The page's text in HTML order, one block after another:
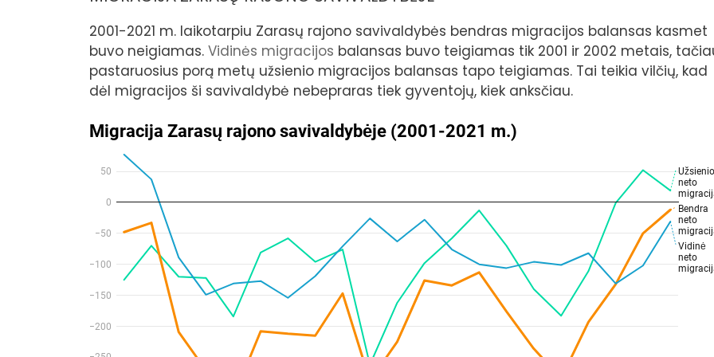
2001-2021 m. laikotarpiu Zarasų rajono savivaldybės bendras migracijos balansas kasmet
buvo neigiamas. Vidinės migracijos balansas buvo teigiamas tik 2001 ir 2002 metais,
pastaruosius porą metų užsienio migracijos balansas tapo teigiamas. Tai teikia vilčių, kad
dėl migracijos ši savivaldybė nebepraras tiek gyventojų, kiek anksčiau.